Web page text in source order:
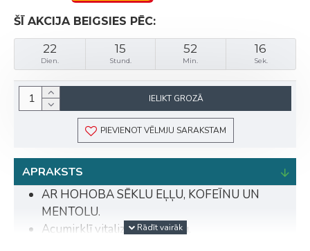
ŠĪ AKCIJA BEIGSIES PĒC:
22
Dien.
15
Stund.
52
Min.
16
Sek.
IELIKT GROZĀ
PIEVIENOT VĒLMJU SARAKSTAM
APRAKSTS
AR HOHOBA SĒKLU EĻĻU, KOFEĪNU UN
MENTOLU.
Acumirklī vitalizē galvas ādu.